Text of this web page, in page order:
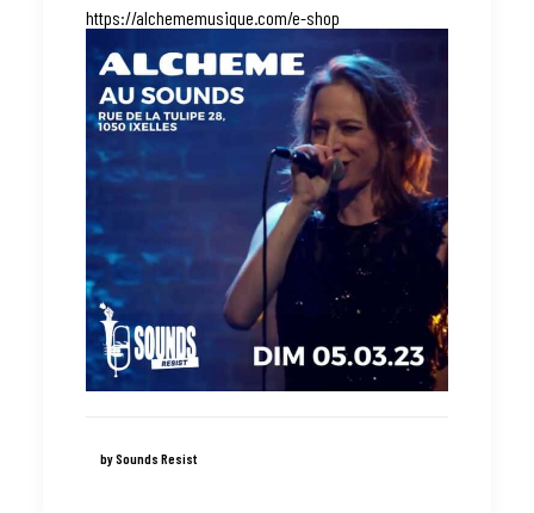
https://alchememusique.com/e-shop
by Sounds Resist